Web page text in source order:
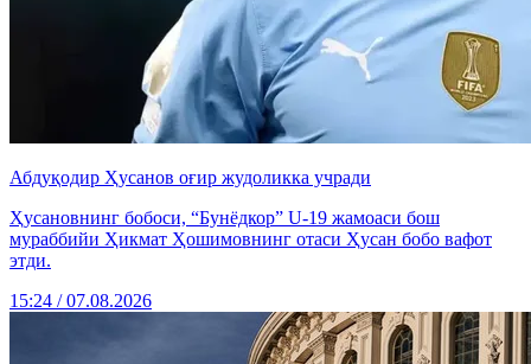
Абдуқодир Ҳусанов оғир жудоликка учради
Ҳусановнинг бобоси, “Бунёдкор” U-19 жамоаси бош
мураббийи Ҳикмат Ҳошимовнинг отаси Ҳусан бобо вафот
этди.
15:24 / 07.08.2026